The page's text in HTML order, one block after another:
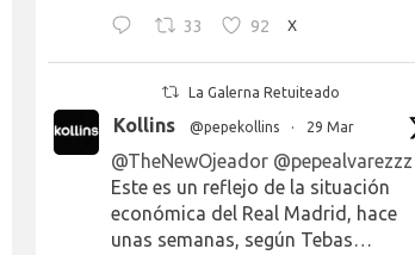
33 92 X
La Galerna Retuiteado
Kollins @pepekollins · 29 Mar
@TheNewOjeador @pepealvarezzz
Este es un reflejo de la situación
económica del Real Madrid, hace
unas semanas, según Tebas…